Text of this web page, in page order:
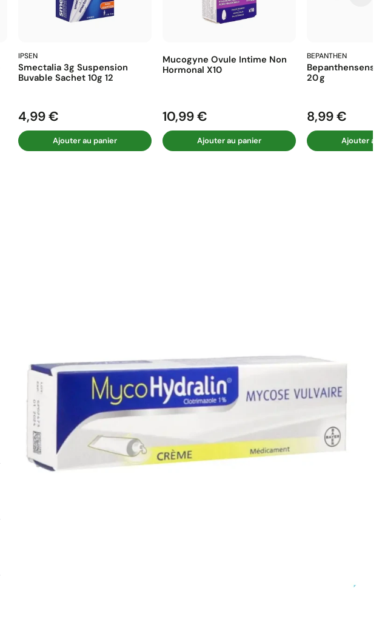
IPSEN
Smectalia 3g Suspension
Buvable Sachet 10g 12
Prix
4,99 €
Ajouter au panier
Mucogyne Ovule Intime Non
Hormonal X10
Prix
10,99 €
Ajouter au panier
BEPANTHEN
20 G
Prix
8,99 €
Ajouter au